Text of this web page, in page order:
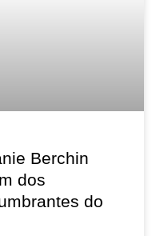
Berchin
dos
do